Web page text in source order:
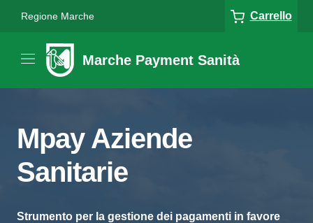
Regione Marche Carrello
Marche Payment Sanità
Mpay Aziende
Sanitarie
Strumento per la gestione dei pagamenti in favore